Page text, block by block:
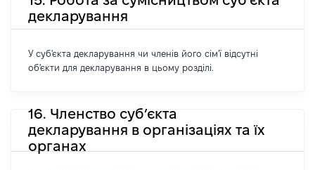
декларування
У суб'єкта декларування чи членів його сім'ї відсутні
об'єкти для декларування в цьому розділі.
16. Членство суб’єкта
декларування в організаціях та їх
органах